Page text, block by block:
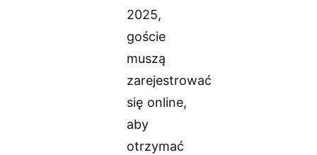
2025,
goście
muszą
zarejestrować
się online,
aby
otrzymać